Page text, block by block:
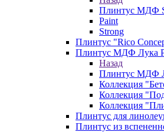
Плинтус МДФ
Paint
Strong
Плинтус "Rico
Плинтус МДФ Лука
Назад
Плинтус МДФ
Коллекция
Коллекция
Коллекция
Плинтус для
Плинтус из